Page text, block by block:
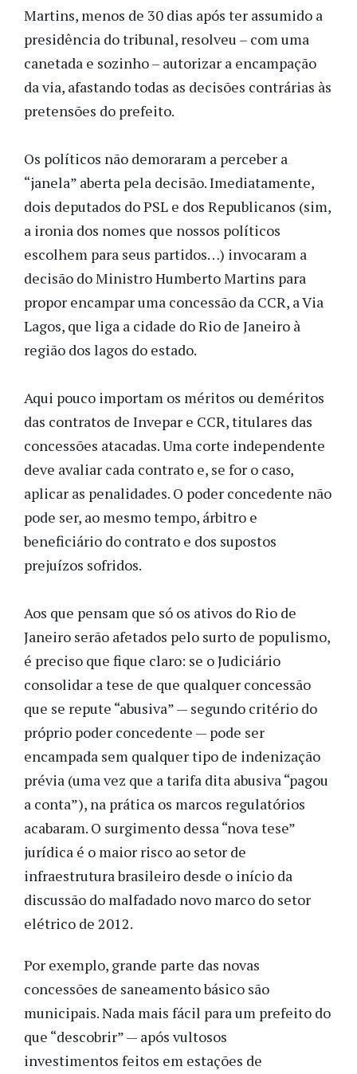
Martins, menos de 30 dias após ter assumido a
presidência do tribunal, resolveu – com uma
canetada e sozinho – autorizar a encampação
da via, afastando todas as decisões contrárias às
pretensões do prefeito.
Os políticos não demoraram a perceber a
“janela” aberta pela decisão. Imediatamente,
dois deputados do PSL e dos Republicanos (sim,
a ironia dos nomes que nossos políticos
escolhem para seus partidos…) invocaram a
decisão do Ministro Humberto Martins para
propor encampar uma concessão da CCR, a Via
Lagos, que liga a cidade do Rio de Janeiro à
região dos lagos do estado.
Aqui pouco importam os méritos ou deméritos
das contratos de Invepar e CCR, titulares das
concessões atacadas. Uma corte independente
deve avaliar cada contrato e, se for o caso,
aplicar as penalidades. O poder concedente não
pode ser, ao mesmo tempo, árbitro e
beneficiário do contrato e dos supostos
prejuízos sofridos.
Aos que pensam que só os ativos do Rio de
Janeiro serão afetados pelo surto de populismo,
é preciso que fique claro: se o Judiciário
consolidar a tese de que qualquer concessão
que se repute “abusiva” — segundo critério do
próprio poder concedente — pode ser
encampada sem qualquer tipo de indenização
prévia (uma vez que a tarifa dita abusiva “pagou
a conta”), na prática os marcos regulatórios
acabaram. O surgimento dessa “nova tese”
jurídica é o maior risco ao setor de
infraestrutura brasileiro desde o início da
discussão do malfadado novo marco do setor
elétrico de 2012.
Por exemplo, grande parte das novas
concessões de saneamento básico são
municipais. Nada mais fácil para um prefeito do
que “descobrir” — após vultosos
investimentos feitos em estações de